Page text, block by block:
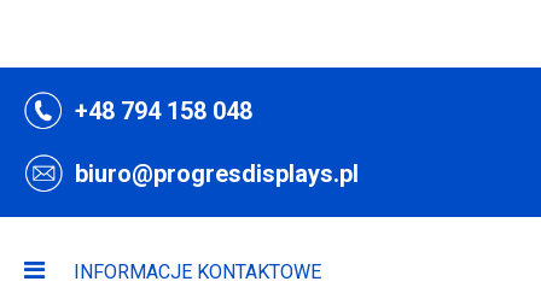
+48 794 158 048
biuro@progresdisplays.pl
INFORMACJE KONTAKTOWE